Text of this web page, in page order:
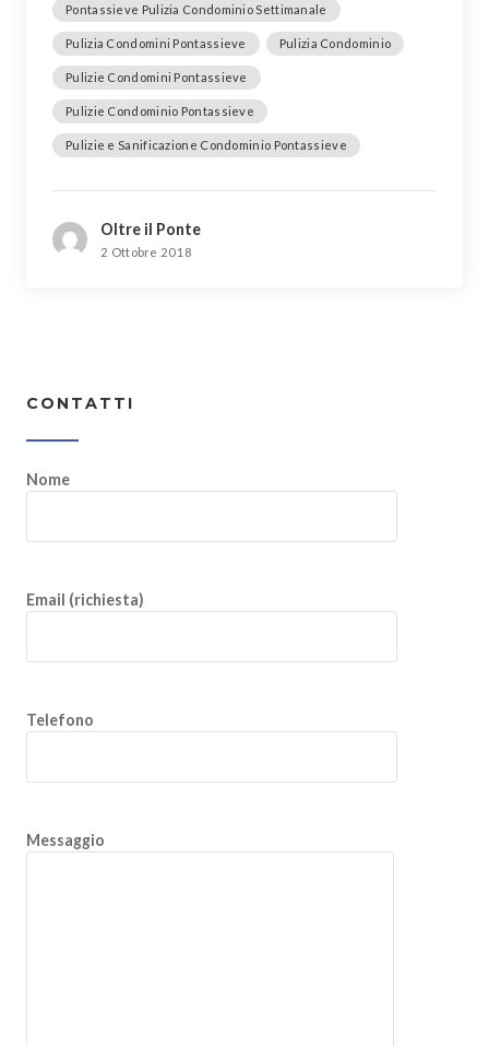
Pontassieve Pulizia Condominio Settimanale
Pulizia Condomini Pontassieve Pulizia Condominio
Pulizie Condomini Pontassieve
Pulizie Condominio Pontassieve
Pulizie e Sanificazione Condominio Pontassieve
Oltre il Ponte
2 Ottobre 2018
CONTATTI
Nome
Email (richiesta)
Telefono
Messaggio